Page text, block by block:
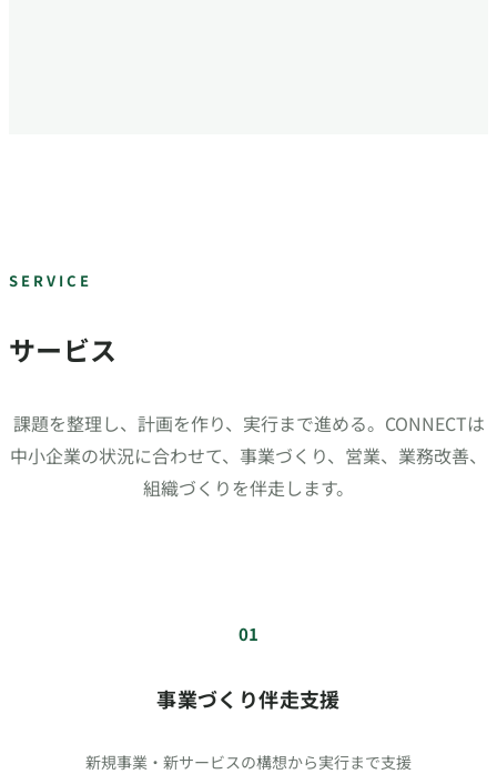
SERVICE
サービス
課題を整理し、計画を作り、実行まで進める。CONNECTは
中小企業の状況に合わせて、事業づくり、営業、業務改善、
組織づくりを伴走します。
01
事業づくり伴走支援
新規事業・新サービスの構想から実行まで支援